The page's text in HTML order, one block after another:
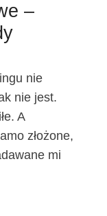
–
nie
nie jest.
A
złożone,
mi